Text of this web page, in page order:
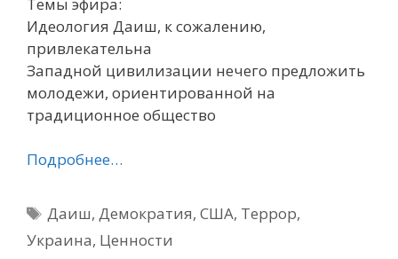
Идеология Даиш, к сожалению,
привлекательна
Западной цивилизации нечего предложить
молодежи, ориентированной на
традиционное общество
Подробнее…
Метки
Даиш,Демократия,США, Террор,
Украина, Ценности